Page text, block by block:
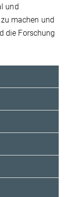
und
machen und
die Forschung